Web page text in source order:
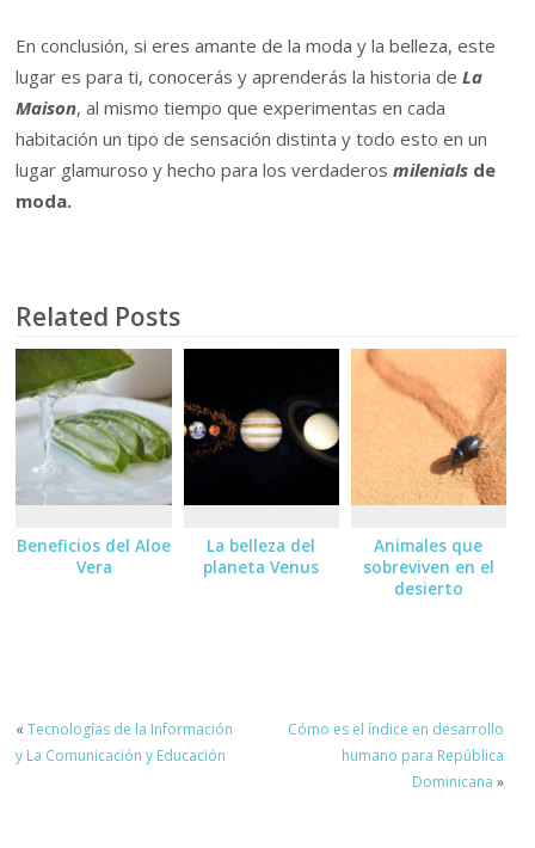
En conclusión, si eres amante de la moda y la belleza, este
lugar es para ti, conocerás y aprenderás la historia deLa
Maison, al mismo tiempo que experimentas en cada
habitación un tipo de sensación distinta y todo esto en un
lugar glamuroso y hecho para los verdaderosmilenials de
moda.
Related Posts
Beneficios del Aloe
Vera
La belleza del
planeta Venus
Animales que
sobreviven en el
desierto
«Tecnologías de la Información
y La Comunicación y Educación
Cómo es el índice en desarrollo
humano para República
Dominicana »